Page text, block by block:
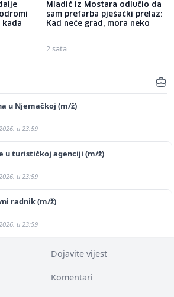
kada
Mladić iz Mostara odlučio da
sam prefarba pješački prelaz:
Kad neće grad, mora neko
2 sata
u Njemačkoj (m/ž)
u 23:59
u turističkoj agenciji (m/ž)
u 23:59
radnik (m/ž)
u 23:59
Dojavite vijest
Komentari